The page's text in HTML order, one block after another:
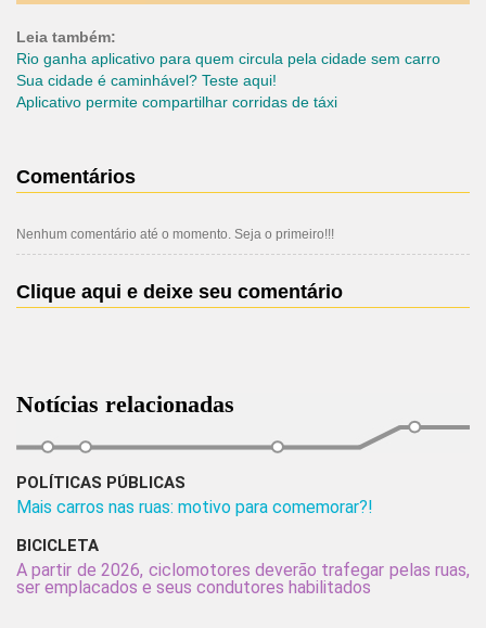
Leia também:
Rio ganha aplicativo para quem circula pela cidade sem carro
Sua cidade é caminhável? Teste aqui!
Aplicativo permite compartilhar corridas de táxi
Comentários
Nenhum comentário até o momento. Seja o primeiro!!!
Clique aqui e deixe seu comentário
Notícias relacionadas
POLÍTICAS PÚBLICAS
Mais carros nas ruas: motivo para comemorar?!
BICICLETA
A partir de 2026, ciclomotores deverão trafegar pelas ruas,
ser emplacados e seus condutores habilitados